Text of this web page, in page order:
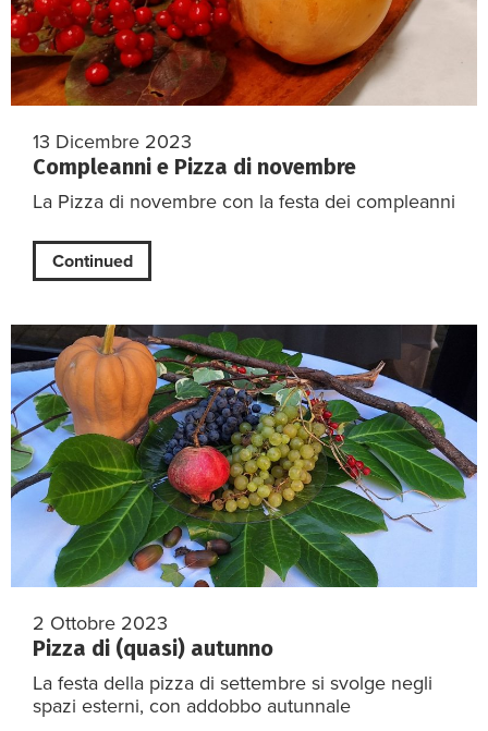
13 Dicembre 2023
Compleanni e Pizza di novembre
La Pizza di novembre con la festa dei compleanni
Continued
2 Ottobre 2023
Pizza di (quasi) autunno
La festa della pizza di settembre si svolge negli
spazi esterni, con addobbo autunnale